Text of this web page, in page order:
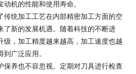
机的性能和使用寿命。
传统加工工艺在内部精密加工方面的空
了新的发展机遇。随着科技的不断进
级，加工精度越来越高，加工速度也越
广泛应用。
保养也不容忽视。定期对刀具进行检查